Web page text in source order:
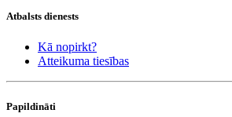
Atbalsts dienests
Kā nopirkt?
Atteikuma tiesības
Papildināti